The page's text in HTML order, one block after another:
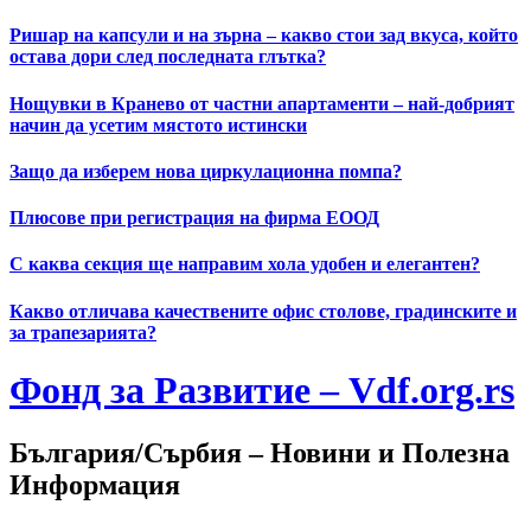
Skip
to
Ришар на капсули и на зърна – какво стои зад вкуса, който
остава дори след последната глътка?
Нощувки в Кранево от частни апартаменти – най-добрият
начин да усетим мястото истински
Защо да изберем нова циркулационна помпа?
Плюсове при регистрация на фирма ЕООД
С каква секция ще направим хола удобен и елегантен?
Какво отличава качествените офис столове, градинските и
за трапезарията?
Фонд за Развитие – Vdf.org.rs
България/Сърбия – Новини и Полезна
Информация